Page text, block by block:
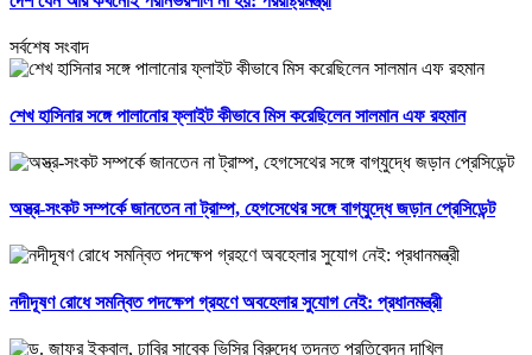
সর্বশেষ সংবাদ
শেখ হাসিনার সঙ্গে পালানোর ফ্লাইট কীভাবে মিস করেছিলেন সালমান এফ রহমান
অস্ত্র-সংকট সম্পর্কে জানতেন না ট্রাম্প, হেগসেথের সঙ্গে বাগ্‌যুদ্ধে জড়ান প্রেসিডেন্ট
নদীদূষণ রোধে সমন্বিত পদক্ষেপ গ্রহণে অবহেলার সুযোগ নেই: প্রধানমন্ত্রী